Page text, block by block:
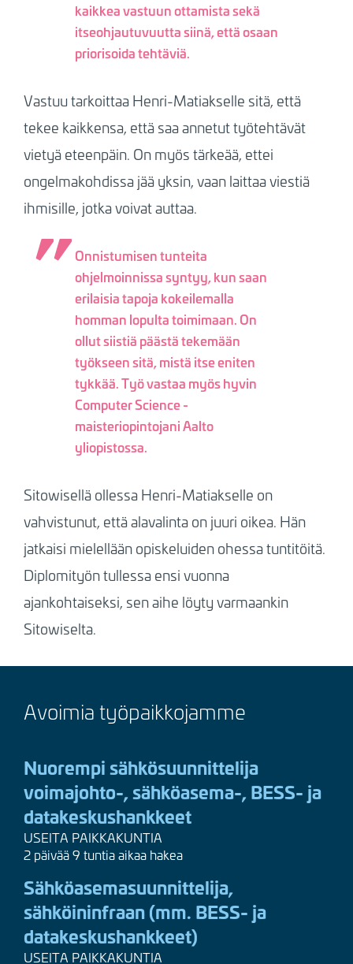
kaikkea vastuun ottamista sekä
itseohjautuvuutta siinä, että osaan
priorisoida tehtäviä.
Vastuu tarkoittaa Henri-Matiakselle sitä, että
tekee kaikkensa, että saa annetut työtehtävät
vietyä eteenpäin. On myös tärkeää, ettei
ongelmakohdissa jää yksin, vaan laittaa viestiä
ihmisille, jotka voivat auttaa.
Onnistumisen tunteita
ohjelmoinnissa syntyy, kun saan
erilaisia tapoja kokeilemalla
homman lopulta toimimaan.On
ollut siistiä päästä tekemään
työkseen sitä, mistä itse eniten
tykkää. Työ vastaa myös hyvin
Computer Science -
maisteriopintojani Aalto
yliopistossa.
Sitowisellä ollessa Henri-Matiakselle on
vahvistunut, että alavalinta on juuri oikea. Hän
jatkaisi mielellään opiskeluiden ohessa tuntitöitä.
Diplomityön tullessa ensi vuonna
ajankohtaiseksi, sen aihe löyty varmaankin
Sitowiselta.
Avoimia työpaikkojamme
Nuorempi sähkösuunnittelija
voimajohto-, sähköasema-, BESS- ja
datakeskushankkeet
USEITA PAIKKAKUNTIA
2 päivää 9 tuntia aikaa hakea
Sähköasemasuunnittelija,
sähköininfraan (mm. BESS- ja
datakeskushankkeet)
USEITA PAIKKAKUNTIA